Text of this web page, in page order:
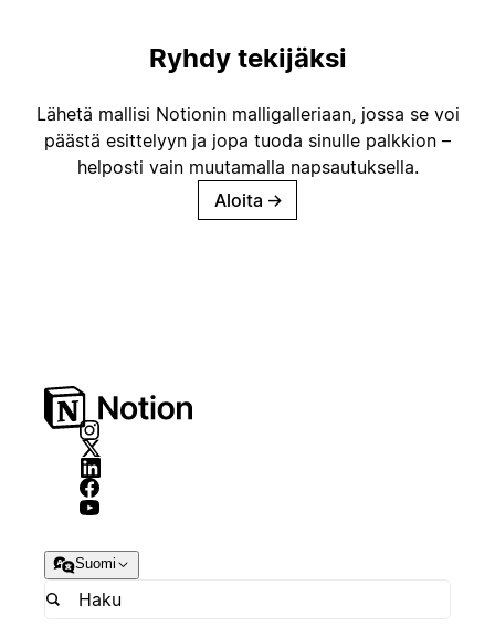
Ryhdy tekijäksi
Lähetä mallisi Notionin malligalleriaan, jossa se voi
päästä esittelyyn ja jopa tuoda sinulle palkkion –
helposti vain muutamalla napsautuksella.
Aloita →
Suomi